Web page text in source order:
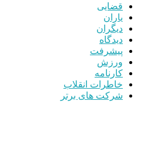
قضایی
یاران
دیگران
دیدگاه
پیشرفت
ورزش
کارنامه
خاطرات انقلاب
شرکت های برتر